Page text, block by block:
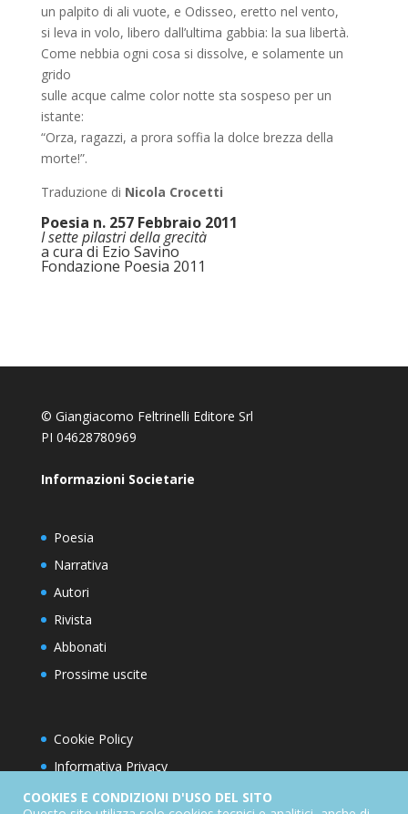
un palpito di ali vuote, e Odisseo, eretto nel vento,
si leva in volo, libero dall’ultima gabbia: la sua libertà.
Come nebbia ogni cosa si dissolve, e solamente un
grido
sulle acque calme color notte sta sospeso per un
istante:
“Orza, ragazzi, a prora soffia la dolce brezza della
morte!”.
Traduzione di Nicola Crocetti
Poesia n. 257 Febbraio 2011
I sette pilastri della grecità
a cura di Ezio Savino
Fondazione Poesia 2011
© Giangiacomo Feltrinelli Editore Srl
PI 04628780969
Informazioni Societarie
Poesia
Narrativa
Autori
Rivista
Abbonati
Prossime uscite
Cookie Policy
Informativa Privacy
Condizioni d’utilizzo del sito
COOKIES E CONDIZIONI D'USO DEL SITO